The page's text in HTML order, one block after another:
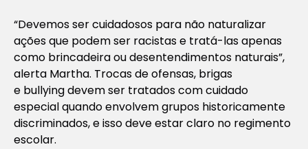
“Devemos ser cuidadosos para não naturalizar
ações que podem ser racistas e tratá-las apenas
como brincadeira ou desentendimentos naturais”,
alerta Martha. Trocas de ofensas, brigas
e bullyingdevem ser tratados com cuidado
especial quando envolvem grupos historicamente
discriminados, e isso deve estar claro no regimento
escolar.